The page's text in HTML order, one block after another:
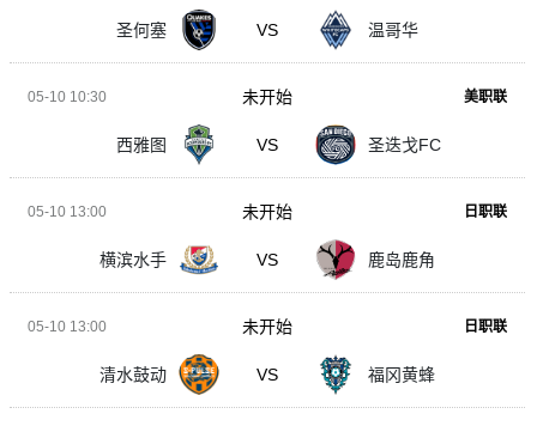
圣何塞 VS 温哥华
05-10 10:30 美职联
西雅图 VS 圣迭戈FC
未开始
05-10 13:00 日职联
横滨水手 VS 鹿岛鹿角
未开始
05-10 13:00 日职联
清水鼓动 VS 福冈黄蜂
未开始